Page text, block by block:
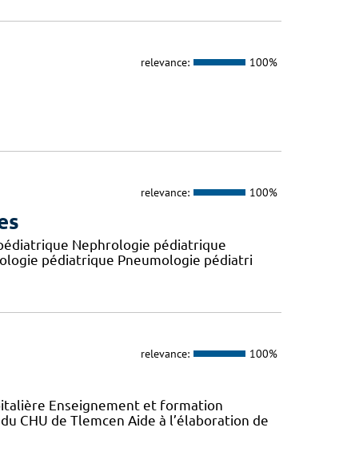
relevance: 100%
relevance: 100%
Nephrologie pédiatrique
pédiatrique Pneumologie pédiatri
relevance: 100%
Enseignement et formation
CHU de Tlemcen Aide à l’élaboration de